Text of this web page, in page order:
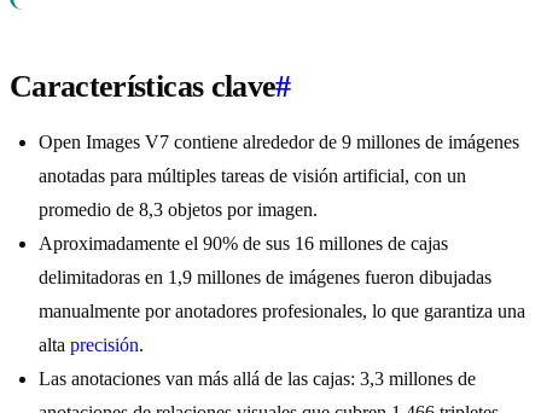
Características clave#
Open Images V7 contiene alrededor de 9 millones de imágenes
anotadas para múltiples tareas de visión artificial, con un
promedio de 8,3 objetos por imagen.
Aproximadamente el 90% de sus 16 millones de cajas
delimitadoras en 1,9 millones de imágenes fueron dibujadas
manualmente por anotadores profesionales, lo que garantiza una
alta precisión.
Las anotaciones van más allá de las cajas: 3,3 millones de